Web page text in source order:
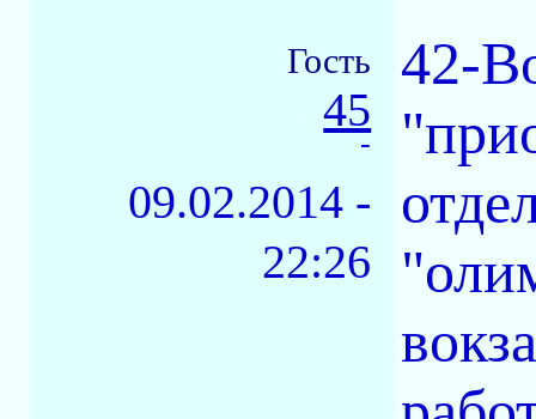
Гость
45
-
09.02.2014 -
22:26
42-